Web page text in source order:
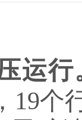
运行
19个